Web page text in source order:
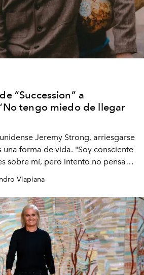
“Succession” a
tengo miedo de llegar
Jeremy Strong, arriesgarse
una forma de vida. "Soy consciente
sobre mí, pero intento no pensar
me perciben. Creo que es una
afirma.
Viapiana